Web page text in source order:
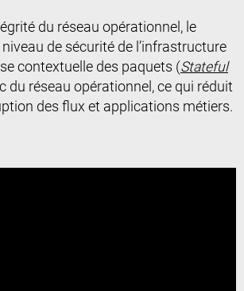
du réseau opérationnel, le
de sécurité de l’infrastructure
contextuelle des paquets (Stateful
du réseau opérationnel, ce qui réduit
des flux et applications métiers.